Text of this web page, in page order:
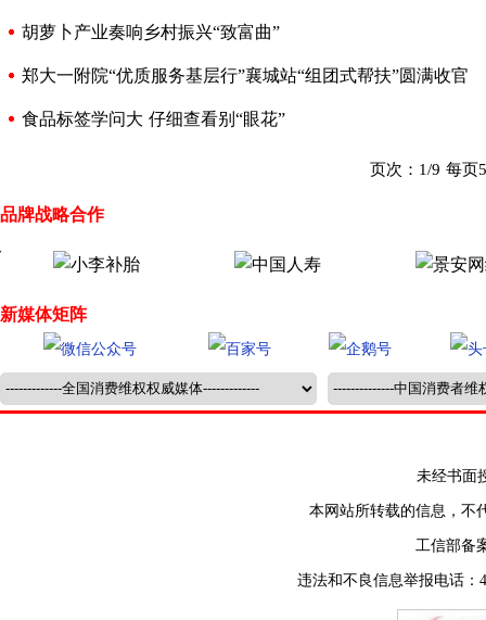
胡萝卜产业奏响乡村振兴“致富曲”
郑大一附院“优质服务基层行”襄城站“组团式帮扶”圆满收官
食品标签学问大 仔细查看别“眼花”
页次：1/9 每
品牌战略合作
新媒体矩阵
未经书面
本网站所转载的信息，不
工信部备
违法和不良信息举报电话